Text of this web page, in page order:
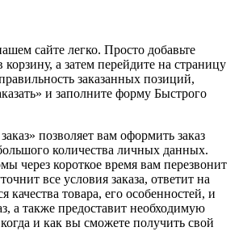
сайте легко. Просто добавьте
а затем перейдите на страницу
заказанных позиций,
и заполните форму Быстрого
позволяет вам оформить заказ
количества личных данных.
через короткое время вам перезвонит
все условия заказа, ответит на
качества товара, его особенностей, и
а также предоставит необходимую
и как вы сможете получить свой